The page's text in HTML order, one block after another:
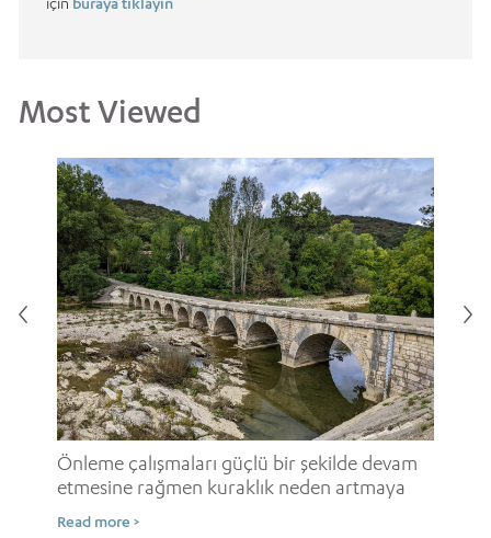
Most Viewed
Önleme çalışmaları güçlü bir şekilde devam
etmesine rağmen kuraklık neden artmaya
devam ediyor?
Read more >